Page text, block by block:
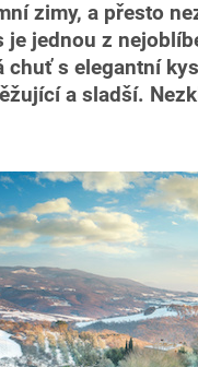
zimy, a přesto
jednou z
chuť s elegantní
a sladší.